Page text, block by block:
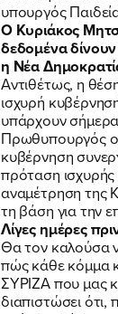
υπουργός
O Κυριάκος
δεδομένα
η Νέα
Αντιθέτως, η
ισχυρή
υπάρχουν
Πρωθυπουργός ο
κυβέρνηση
πρόταση ισχυρής
αναμέτρηση της
τη βάση για την
Λίγες ημέρες
Θα τον καλούσα
πώς κάθε κόμμα
ΣΥΡΙΖΑ που μας
διαπιστώσει